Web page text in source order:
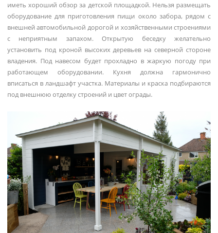
иметь хороший обзор за детской площадкой. Нельзя размещать
оборудование для приготовления пищи около забора, рядом с
внешней автомобильной дорогой и хозяйственными строениями
с неприятным запахом. Открытую беседку желательно
установить под кроной высоких деревьев на северной стороне
владения. Под навесом будет прохладно в жаркую погоду при
работающем оборудовании. Кухня должна гармонично
вписаться в ландшафт участка. Материалы и краска подбираются
под внешнюю отделку строений и цвет ограды.